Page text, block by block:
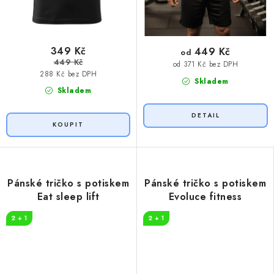
Skladem
288 Kč bez DPH
349 Kč
449 Kč
Skladem
od 371 Kč bez DPH
od 449 Kč
Pánské tričko s potiskem
Eat sleep lift
2 + 1
Pánské tričko s potiskem
Evoluce fitness
2 + 1